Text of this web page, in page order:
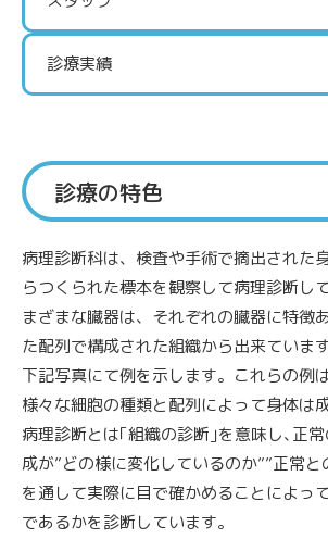
診療実績
診療の特色
病理診断科は、検査や手術で摘出された
らつくられた標本を観察して病理診断し
まざまな臓器は、それぞれの臓器に特徴
た配列で構成された組織から出来ています
下記写真にて例を示します。これらの例
様々な細胞の種類と配列によって身体は
病理診断とは｢組織の診断｣を意味し､正
成が”どの様に変化しているのか””正常
を通して実際に目で確かめることによっ
であるかを診断しています｡